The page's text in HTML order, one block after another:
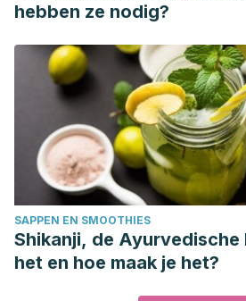
hebben ze nodig?
SAPPEN EN SMOOTHIES
Shikanji, de
het en hoe maak je het?